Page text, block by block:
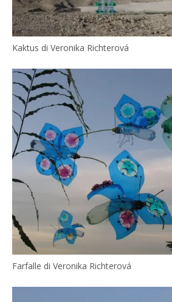
Kaktus di Veronika Richterová
Farfalle di Veronika Richterová